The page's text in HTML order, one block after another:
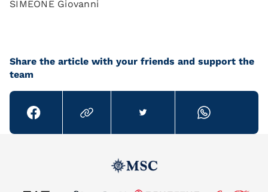
SIMEONE Giovanni
Share the article with your friends and support the
team